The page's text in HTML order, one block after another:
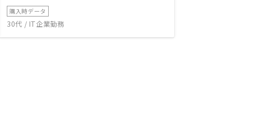
購入時データ
30代 / IT企業勤務